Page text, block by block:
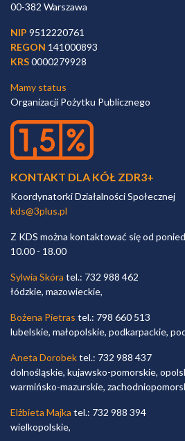
00-382 Warszawa
NIP 9512220761
REGON 141000893
KRS0000279928
Mamy status
Organizacji Pożytku Publicznego
KONTAKT DLA KÓŁ ZDR3+
Koordynatorki Działalności Społecznej
kds@3plus.pl
Z KDS można kontaktować się od
10.00 - 18.00
Sylwia Skóra tel.: 732 988 462
łódzkie, mazowieckie,
Bożena Pietras tel.: 798 660 513
lubelskie, małopolskie, podkarpackie,
Aneta Dorobektel.: 732 988 437
dolnośląskie, kujawsko-pomorskie,
warmińsko-mazurskie,
Elżbieta Majka tel.: 732 988 394
wielkopolskie,